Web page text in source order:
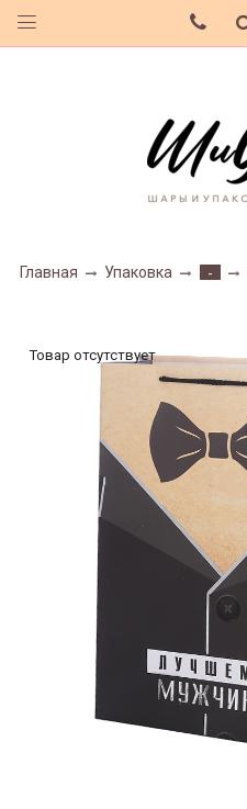
Главная Упаковка -
Товар отсутствует